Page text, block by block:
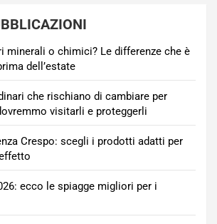
minerali o chimici? Le differenze che è
dell’estate
che rischiano di cambiare per
visitarli e proteggerli
Crespo: scegli i prodotti adatti per
ecco le spiagge migliori per i